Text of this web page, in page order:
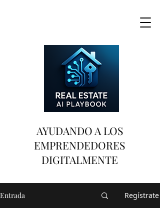
AYUDANDO A LOS
EMPRENDEDORES
DIGITALMENTE
Entrada Regístrate